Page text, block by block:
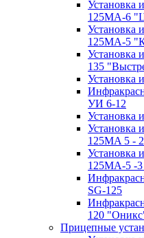
Установка
125МA-6
Установка
125МA-5
Установка
135
Установка
УИ 6-12
Установка
Установка
125МA 5 -
Установка
125МA-5 -
SG-125
120
Прицепные